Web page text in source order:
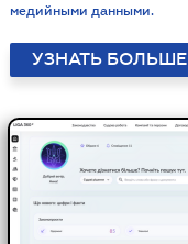
медийными данными.
УЗНАТЬ БОЛЬШЕ